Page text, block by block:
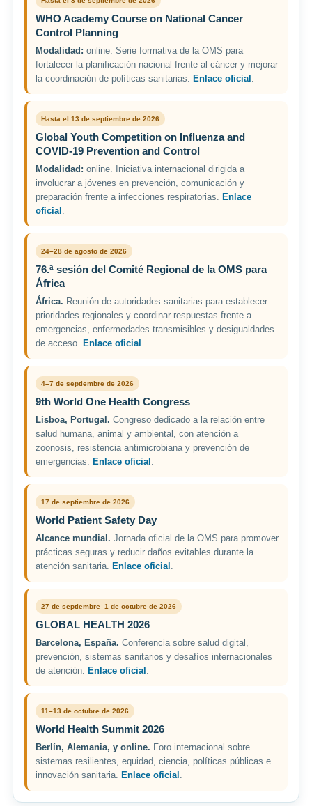
WHO Academy Course on National Cancer
Control Planning
Modalidad: online. Serie formativa de la OMS para
fortalecer la planificación nacional frente al cáncer y mejorar
la coordinación de políticas sanitarias. Enlace oficial
Hasta el 13 de septiembre de 2026
Global Youth Competition on Influenza and
COVID-19 Prevention and Control
Modalidad: online. Iniciativa internacional dirigida a
involucrar a jóvenes en prevención, comunicación y
preparación frente a infecciones respiratorias. Enlace
oficial
24–28 de agosto de 2026
76.ª sesión del Comité Regional de la OMS para
África
África. Reunión de autoridades sanitarias para establecer
prioridades regionales y coordinar respuestas frente a
emergencias, enfermedades transmisibles y desigualdades
de acceso. Enlace oficial
4–7 de septiembre de 2026
9th World One Health Congress
Lisboa, Portugal. Congreso dedicado a la relación entre
salud humana, animal y ambiental, con atención a
zoonosis, resistencia antimicrobiana y prevención de
emergencias. Enlace oficial
17 de septiembre de 2026
World Patient Safety Day
Alcance mundial. Jornada oficial de la OMS para promover
prácticas seguras y reducir daños evitables durante la
atención sanitaria. Enlace oficial
27 de septiembre–1 de octubre de 2026
GLOBAL HEALTH 2026
Barcelona, España. Conferencia sobre salud digital,
prevención, sistemas sanitarios y desafíos internacionales
de atención. Enlace oficial
11–13 de octubre de 2026
World Health Summit 2026
Berlín, Alemania, y online. Foro internacional sobre
sistemas resilientes, equidad, ciencia, políticas públicas e
innovación sanitaria. Enlace oficial